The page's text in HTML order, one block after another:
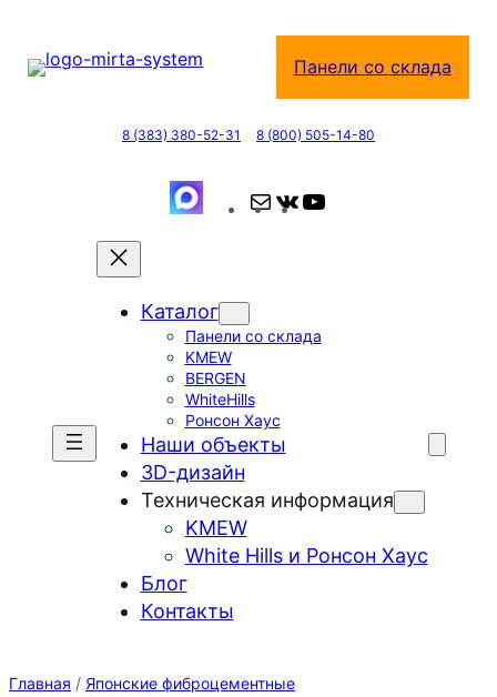
содержимому
Панели со склада
8 (383) 380-52-31 8 (800) 505-14-80
П
В
а
Каталог
Панели со склада
KMEW
BERGEN
WhiteHills
Ронсон Хаус
Наши объекты
3D-дизайн
Техническая информация
KMEW
White Hills и Ронсон Хаус
Блог
Контакты
Главная / Японские фиброцементные